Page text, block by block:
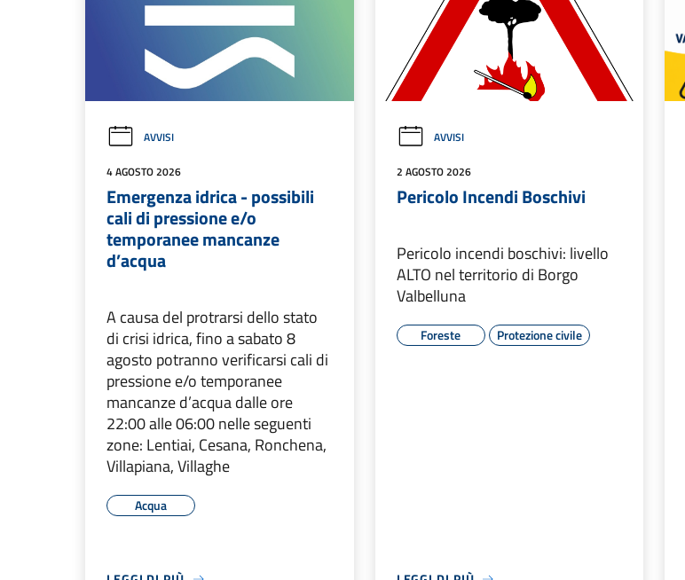
AVVISI
4 AGOSTO 2026
Emergenza idrica - possibili
cali di pressione e/o
temporanee mancanze
d’acqua
A causa del protrarsi dello stato
di crisi idrica, fino a sabato 8
agosto potranno verificarsi cali di
pressione e/o temporanee
mancanze d’acqua dalle ore
22:00 alle 06:00 nelle seguenti
zone: Lentiai, Cesana, Ronchena,
Villapiana, Villaghe
Acqua
AVVISI
2 AGOSTO 2026
Pericolo Incendi Boschivi
Pericolo incendi boschivi: livello
ALTO nel territorio di Borgo
Valbelluna
Foreste Protezione civile